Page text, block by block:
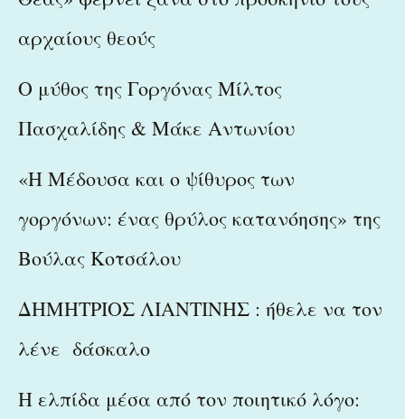
αρχαίους θεούς
Ο μύθος της Γοργόνας Μίλτος
Πασχαλίδης & Μάκε Αντωνίου
«Η Μέδουσα και ο ψίθυρος των
γοργόνων: ένας θρύλος κατανόησης» της
Βούλας Κοτσάλου
ΔΗΜΗΤΡΙΟΣ ΛΙΑΝΤΙΝΗΣ : ήθελε να τον
λένε δάσκαλο
Η ελπίδα μέσα από τον ποιητικό λόγο: